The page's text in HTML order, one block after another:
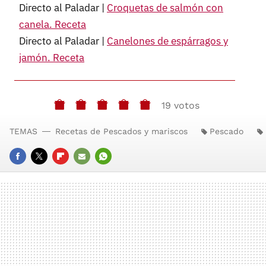
Directo al Paladar | Croquetas de salmón con
canela. Receta
Directo al Paladar | Canelones de espárragos y
jamón. Receta
19 votos
FACEBOOK
TWITTERFLIPBOARD
E-
MAIL
WHATSAPP
TEMAS Recetas de Pescados y mariscos Pescado